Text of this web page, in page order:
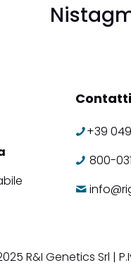
Contatti
+39
800-
R&I Genetics Srl |